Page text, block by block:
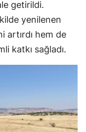
getirildi.
yenilenen
artırdı hem de
katkı sağladı.